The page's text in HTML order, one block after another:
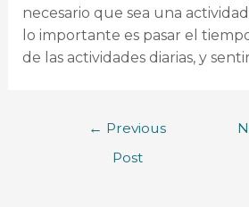
necesario que sea una
lo importante es pasar el
de las actividades diarias, y
← Previous
Post